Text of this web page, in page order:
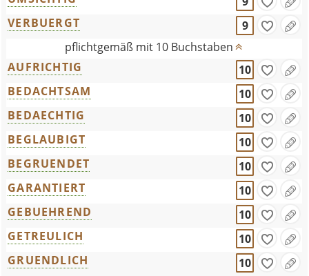
VERBUERGT
9
pflichtgemäß mit 10 Buchstaben
AUFRICHTIG
10
BEDACHTSAM
10
BEDAECHTIG
10
BEGLAUBIGT
10
BEGRUENDET
10
GARANTIERT
10
GEBUEHREND
10
GETREULICH
10
GRUENDLICH
10